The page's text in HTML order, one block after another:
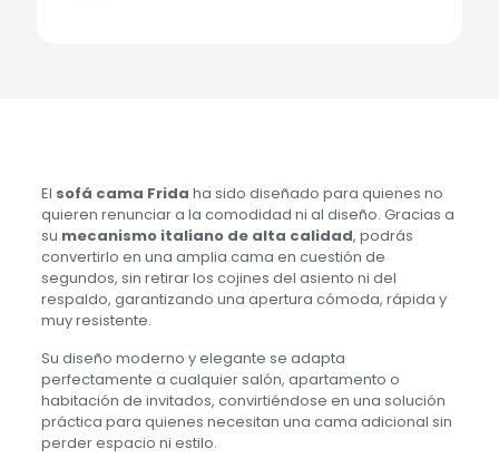
El sofá cama Frida ha sido diseñado para quienes no
quieren renunciar a la comodidad ni al diseño. Gracias a
su mecanismo italiano de alta calidad, podrás
convertirlo en una amplia cama en cuestión de
segundos, sin retirar los cojines del asiento ni del
respaldo, garantizando una apertura cómoda, rápida y
muy resistente.
Su diseño moderno y elegante se adapta
perfectamente a cualquier salón, apartamento o
habitación de invitados, convirtiéndose en una solución
práctica para quienes necesitan una cama adicional sin
perder espacio ni estilo.